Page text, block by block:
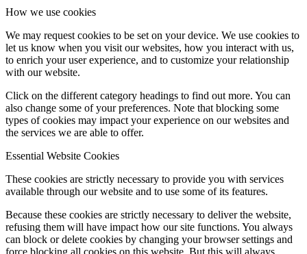
How we use cookies
We may request cookies to be set on your device. We use cookies to
let us know when you visit our websites, how you interact with us,
to enrich your user experience, and to customize your relationship
with our website.
Click on the different category headings to find out more. You can
also change some of your preferences. Note that blocking some
types of cookies may impact your experience on our websites and
the services we are able to offer.
Essential Website Cookies
These cookies are strictly necessary to provide you with services
available through our website and to use some of its features.
Because these cookies are strictly necessary to deliver the website,
refusing them will have impact how our site functions. You always
can block or delete cookies by changing your browser settings and
force blocking all cookies on this website. But this will always